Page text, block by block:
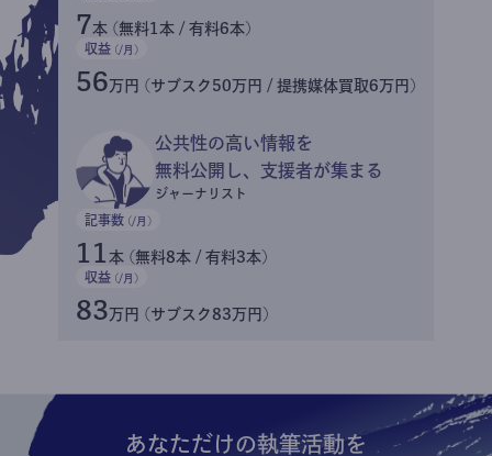
7本 (無料1本 / 有料6本)
収益 (/月)
56万円 (サブスク50万円 / 提携媒体買取6万円)
公共性の高い情報を
無料公開し、支援者が集まる
ジャーナリスト
記事数 (/月)
11 本 (無料8本 / 有料3本)
収益 (/月)
83万円 (サブスク83万円)
あなただけの執筆活動を